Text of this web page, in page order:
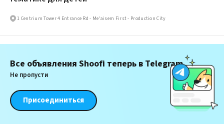
1 Centrium Tower 4 Entrance Rd - Me'aisem First - Production City
Все объявления Shoofi теперь в Telegram
Не пропусти
Присоединиться